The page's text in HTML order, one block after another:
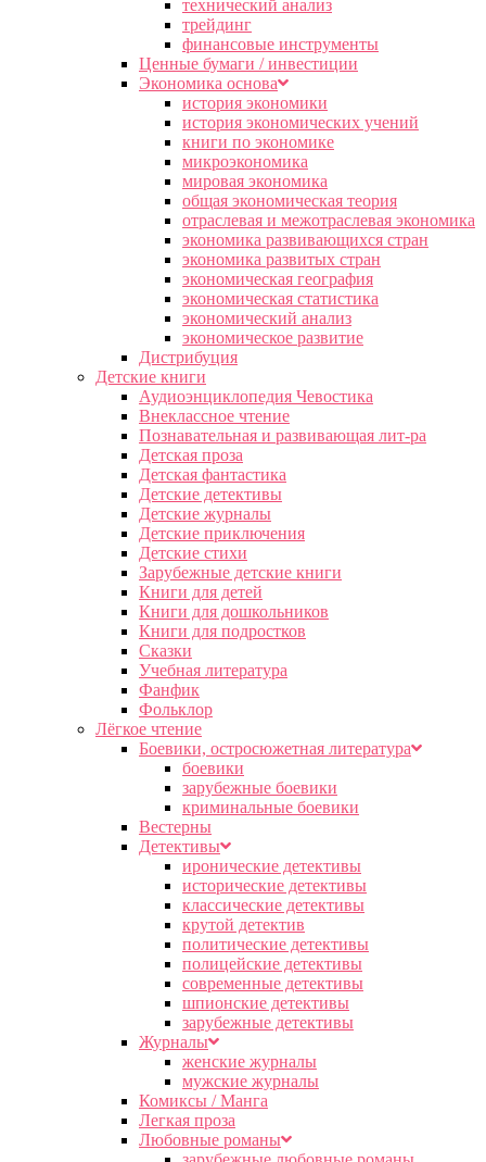
технический анализ
трейдинг
финансовые инструменты
Ценные бумаги / инвестиции
Экономика основа
история экономики
история экономических учений
книги по экономике
микроэкономика
мировая экономика
общая экономическая теория
отраслевая и межотраслевая экономика
экономика развивающихся стран
экономика развитых стран
экономическая география
экономическая статистика
экономический анализ
экономическое развитие
Дистрибуция
Детские книги
Аудиоэнциклопедия Чевостика
Внеклассное чтение
Познавательная и развивающая лит-ра
Детская проза
Детская фантастика
Детские детективы
Детские журналы
Детские приключения
Детские стихи
Зарубежные детские книги
Книги для детей
Книги для дошкольников
Книги для подростков
Сказки
Учебная литература
Фанфик
Фольклор
Лёгкое чтение
Боевики, остросюжетная литература
боевики
зарубежные боевики
криминальные боевики
Вестерны
Детективы
иронические детективы
исторические детективы
классические детективы
крутой детектив
политические детективы
полицейские детективы
современные детективы
шпионские детективы
зарубежные детективы
Журналы
женские журналы
мужские журналы
Комиксы / Манга
Легкая проза
Любовные романы